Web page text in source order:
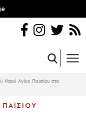
Ναού Αγίου Παϊσίου στο